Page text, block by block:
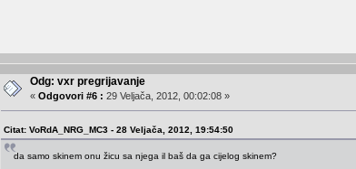
Odg: vxr pregrijavanje
«Odgovori #6 : 29 Veljača, 2012, 00:02:08 »
Citat: VoRdA_NRG_MC3 - 28 Veljača, 2012, 19:54:50
da samo skinem onu žicu sa njega il baš da ga cijelog skinem?